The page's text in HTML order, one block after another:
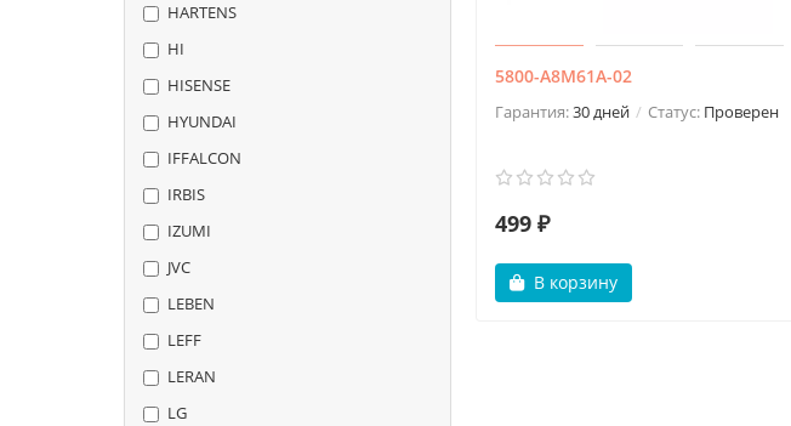
HARTENS
HI
HISENSE
HYUNDAI
IFFALCON
IRBIS
IZUMI
JVC
LEBEN
LEFF
LERAN
LG
5800-A8M61A-02
Гарантия:30 дней Статус: Проверен
499 ₽
В корзину